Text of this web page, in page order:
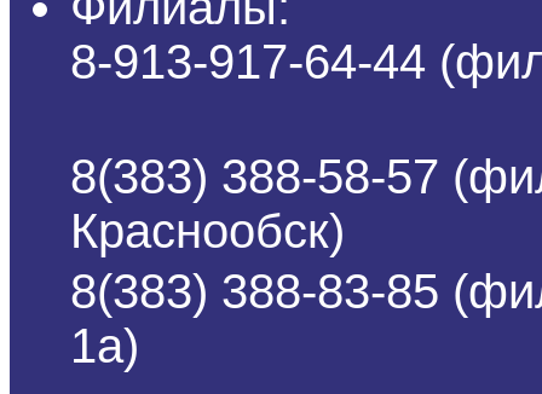
8-913-917-64-44
8(383) 388-58-57
Краснообск)
8(383) 388-83-85
1а)